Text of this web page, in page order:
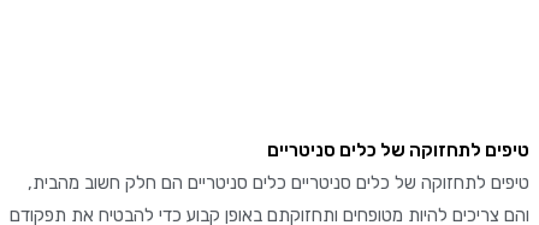
לתחזוקה של כלים סניטריים
לתחזוקה של כלים סניטריים כלים סניטריים הם חלק חשוב מהבית,
צריכים להיות מטופחים ותחזוקתם באופן קבוע כדי להבטיח את תפקודם